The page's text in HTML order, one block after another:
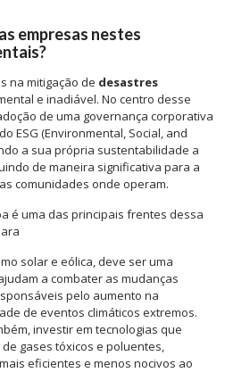
empresas nestes
na mitigação de desastres
e inadiável. No centro desse
de uma governança corporativa
ESG (Environmental, Social, and
a sua própria sustentabilidade a
de maneira significativa para a
comunidades onde operam.
é uma das principais frentes dessa
solar e eólica, deve ser uma
a combater as mudanças
pelo aumento na
de eventos climáticos extremos.
investir em tecnologias que
gases tóxicos e poluentes,
eficientes e menos nocivos ao